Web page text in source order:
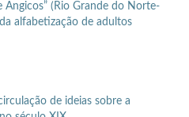
Angicos” (Rio Grande do Norte-
alfabetização de adultos
de ideias sobre a